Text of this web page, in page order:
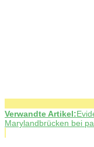
Verwandte Artikel:
Marylandbrücken bei